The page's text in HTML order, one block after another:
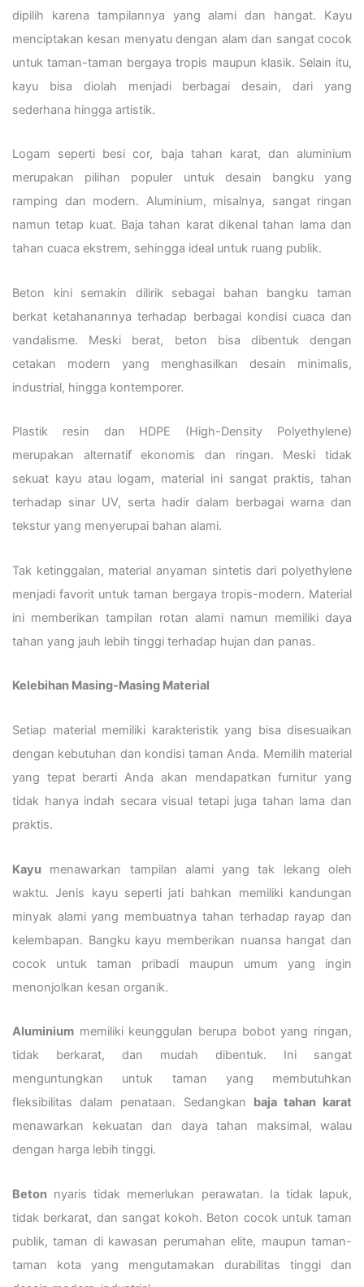
dipilih karena tampilannya yang alami dan hangat. Kayu
menciptakan kesan menyatu dengan alam dan sangat cocok
untuk taman-taman bergaya tropis maupun klasik. Selain itu,
kayu bisa diolah menjadi berbagai desain, dari yang
sederhana hingga artistik.
Logam seperti besi cor, baja tahan karat, dan aluminium
merupakan pilihan populer untuk desain bangku yang
ramping dan modern. Aluminium, misalnya, sangat ringan
namun tetap kuat. Baja tahan karat dikenal tahan lama dan
tahan cuaca ekstrem, sehingga ideal untuk ruang publik.
Beton kini semakin dilirik sebagai bahan bangku taman
berkat ketahanannya terhadap berbagai kondisi cuaca dan
vandalisme. Meski berat, beton bisa dibentuk dengan
cetakan modern yang menghasilkan desain minimalis,
industrial, hingga kontemporer.
Plastik resin dan HDPE (High-Density Polyethylene)
merupakan alternatif ekonomis dan ringan. Meski tidak
sekuat kayu atau logam, material ini sangat praktis, tahan
terhadap sinar UV, serta hadir dalam berbagai warna dan
tekstur yang menyerupai bahan alami.
Tak ketinggalan, material anyaman sintetis dari polyethylene
menjadi favorit untuk taman bergaya tropis-modern. Material
ini memberikan tampilan rotan alami namun memiliki daya
tahan yang jauh lebih tinggi terhadap hujan dan panas.
Kelebihan Masing-Masing Material
Setiap material memiliki karakteristik yang bisa disesuaikan
dengan kebutuhan dan kondisi taman Anda. Memilih material
yang tepat berarti Anda akan mendapatkan furnitur yang
tidak hanya indah secara visual tetapi juga tahan lama dan
praktis.
Kayu menawarkan tampilan alami yang tak lekang oleh
waktu. Jenis kayu seperti jati bahkan memiliki kandungan
minyak alami yang membuatnya tahan terhadap rayap dan
kelembapan. Bangku kayu memberikan nuansa hangat dan
cocok untuk taman pribadi maupun umum yang ingin
menonjolkan kesan organik.
Aluminium memiliki keunggulan berupa bobot yang ringan,
tidak berkarat, dan mudah dibentuk. Ini sangat
menguntungkan untuk taman yang membutuhkan
fleksibilitas dalam penataan. Sedangkan baja tahan karat
menawarkan kekuatan dan daya tahan maksimal, walau
dengan harga lebih tinggi.
Beton nyaris tidak memerlukan perawatan. Ia tidak lapuk,
tidak berkarat, dan sangat kokoh. Beton cocok untuk taman
publik, taman di kawasan perumahan elite, maupun taman-
taman kota yang mengutamakan durabilitas tinggi dan